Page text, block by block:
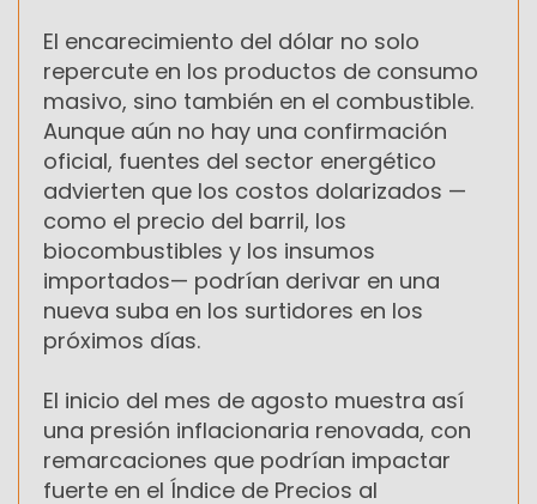
El encarecimiento del dólar no solo
repercute en los productos de consumo
masivo, sino también en el combustible.
Aunque aún no hay una confirmación
oficial, fuentes del sector energético
advierten que los costos dolarizados —
como el precio del barril, los
biocombustibles y los insumos
importados— podrían derivar en una
nueva suba en los surtidores en los
próximos días.
El inicio del mes de agosto muestra así
una presión inflacionaria renovada, con
remarcaciones que podrían impactar
fuerte en el Índice de Precios al